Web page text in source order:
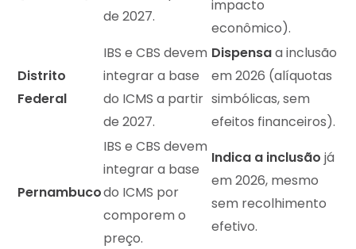
de 2027.
impacto
econômico).
Distrito
Federal
IBS e CBS devem
integrar a base
do ICMS a partir
de 2027.
Dispensaa inclusão
em 2026 (alíquotas
simbólicas, sem
efeitos financeiros).
Pernambuco
IBS e CBS devem
integrar a base
do ICMS por
comporem o
preço.
Indica a inclusão já
em 2026, mesmo
sem recolhimento
efetivo.